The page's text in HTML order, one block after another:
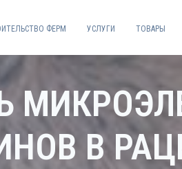
ФЕРМ УСЛУГИ ТОВАРЫ
В